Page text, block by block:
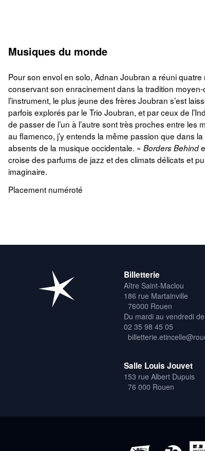
Musiques du monde
Pour son envol en solo, Adnan Joubran a réuni
conservant son enracinement dans la tradition
l’instrument, le plus jeune des frères Joubran s’est
parfois explorés par le Trio Joubran, et par ceux de
de passer de l’un à l’autre sont très proches entre
au flamenco, j’y entends la même passion que dans
absents de la musique occidentale. » Borders Behind
croise des parfums de jazz et des climats délicats et
imaginaire.
Placement numéroté
Billetterie
Aître Saint-Maclou
186 rue Martainville
76000 Rouen
Du mardi au vendredi
02 35 98 45 05
Salle Louis Jouvet
153 rue Albert Dupuis
76 000 Rouen